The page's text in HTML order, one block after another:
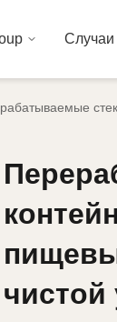
Случаи
чистой
чистой